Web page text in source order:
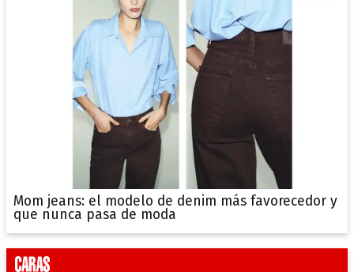
Mom jeans: el modelo de denim más favorecedor y
que nunca pasa de moda